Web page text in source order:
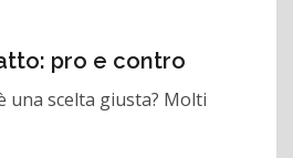
pro e contro
una scelta giusta? Molti